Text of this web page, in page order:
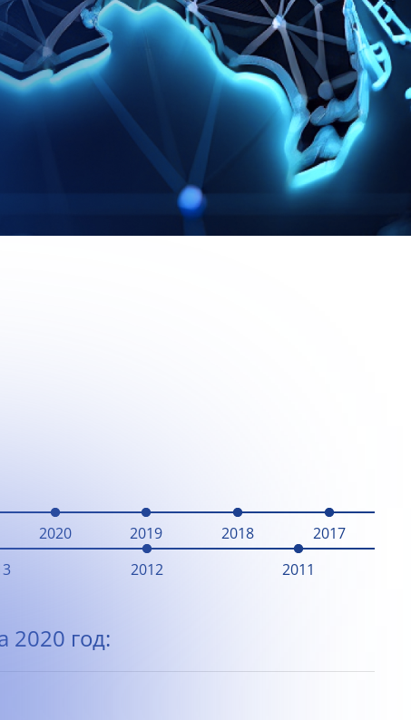
2020 2019 2018
2017
2012 2011
2020 год: